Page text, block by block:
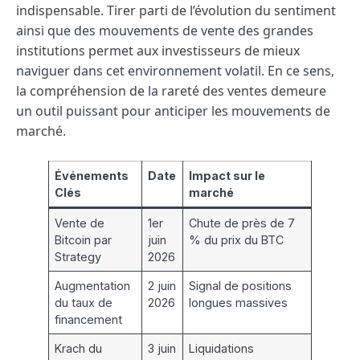
indispensable. Tirer parti de l’évolution du sentiment
ainsi que des mouvements de vente des grandes
institutions permet aux investisseurs de mieux
naviguer dans cet environnement volatil. En ce sens,
la compréhension de la rareté des ventes demeure
un outil puissant pour anticiper les mouvements de
marché.
Événements
Clés
Date
Impact sur le
marché
Vente de
Bitcoin par
Strategy
1er
juin
2026
Chute de près de 7
% du prix du BTC
Augmentation
du taux de
financement
2 juin
2026
Signal de positions
longues massives
Krach du
3 juin
Liquidations